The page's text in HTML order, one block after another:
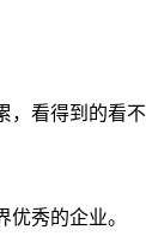
看得到的看
秀的企业。